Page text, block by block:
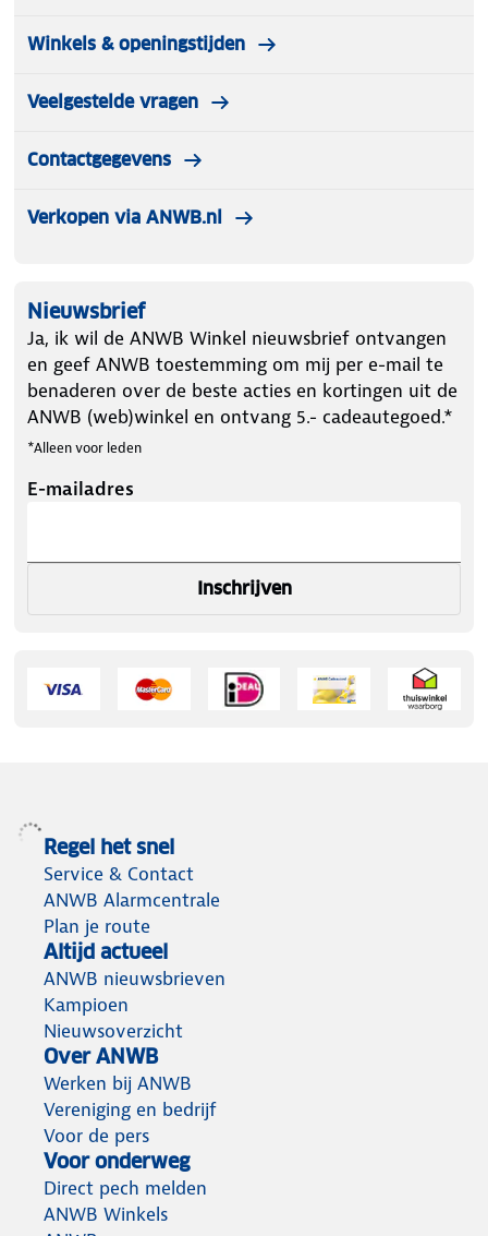
Winkels & openingstijden
Veelgestelde vragen
Contactgegevens
Verkopen via ANWB.nl
Nieuwsbrief
Ja, ik wil de ANWB Winkel nieuwsbrief ontvangen
en geef ANWB toestemming om mij per e-mail te
benaderen over de beste acties en kortingen uit de
ANWB (web)winkel en ontvang 5.- cadeautegoed.*
*Alleen voor leden
E-mailadres
Inschrijven
Regel het snel
Service & Contact
ANWB Alarmcentrale
Plan je route
Altijd actueel
ANWB nieuwsbrieven
Kampioen
Nieuwsoverzicht
Over ANWB
Werken bij ANWB
Vereniging en bedrijf
Voor de pers
Voor onderweg
Direct pech melden
ANWB Winkels